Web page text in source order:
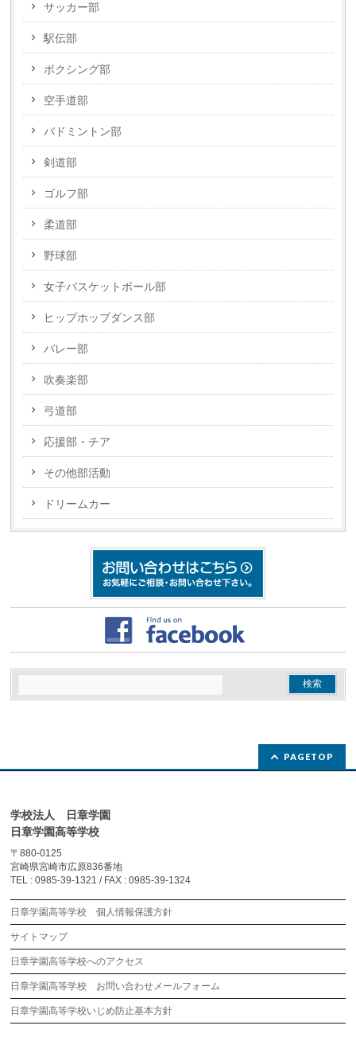
サッカー部
駅伝部
ボクシング部
空手道部
バドミントン部
剣道部
ゴルフ部
柔道部
野球部
女子バスケットボール部
ヒップホップダンス部
バレー部
吹奏楽部
弓道部
応援部・チア
その他部活動
ドリームカー
PAGETOP
学校法人 日章学園
日章学園高等学校
〒880-0125
宮崎県宮崎市広原836番地
TEL : 0985-39-1321 / FAX : 0985-39-1324
日章学園高等学校 個人情報保護方針
サイトマップ
日章学園高等学校へのアクセス
日章学園高等学校 お問い合わせメールフォーム
日章学園高等学校いじめ防止基本方針